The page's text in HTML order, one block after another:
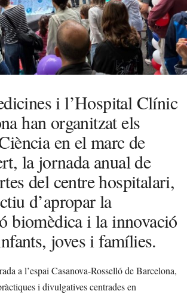
i l’Hospital Clínic
han organitzat els
en el marc de
la jornada anual de
del centre hospitalari,
d’apropar la
biomèdica i la innovació
joves i famílies.
a l’espai Casanova-Rosselló de Barcelona,
i divulgatives centrades en